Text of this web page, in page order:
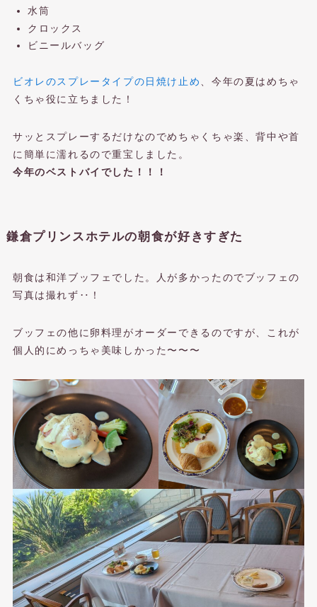
水筒
クロックス
ビニールバッグ
ビオレのスプレータイプの日焼け止め、今年の夏はめちゃ
くちゃ役に立ちました！
サッとスプレーするだけなのでめちゃくちゃ楽、背中や首
に簡単に濡れるので重宝しました。
今年のベストバイでした！！！
鎌倉プリンスホテルの朝食が好きすぎた
朝食は和洋ブッフェでした。人が多かったのでブッフェの
写真は撮れず‥！
ブッフェの他に卵料理がオーダーできるのですが、これが
個人的にめっちゃ美味しかった〜〜〜